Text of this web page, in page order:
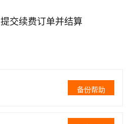
提交续费订单并结算
备份帮助